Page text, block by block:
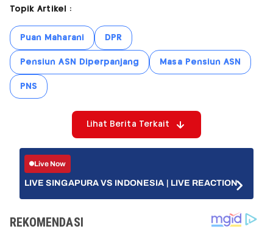
Topik Artikel :
Puan Maharani DPR
Pensiun ASN Diperpanjang Masa Pensiun ASN
PNS
Lihat Berita Terkait
Live Now
LIVE SINGAPURA VS INDONESIA | LIVE REACTION